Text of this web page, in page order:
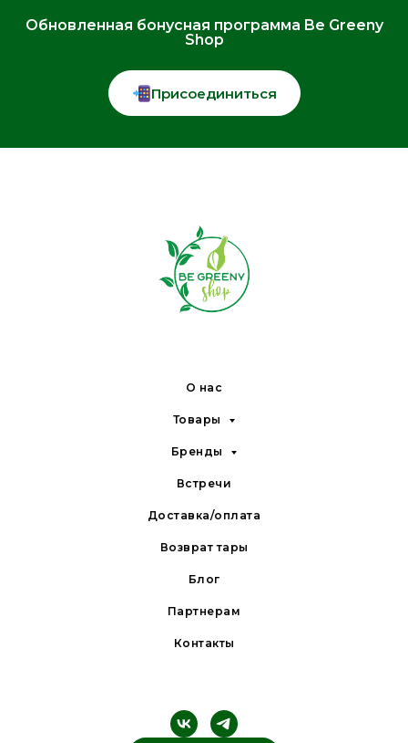
Обновленная бонусная программа Be Greeny
Shop
Присоединиться
О нас
Товары
Бренды
Встречи
Доставка/оплата
Возврат тары
Блог
Партнерам
Контакты